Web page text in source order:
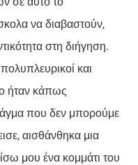
να διαβαστούν,
στη διήγηση.
και
ήταν κάπως
που δεν μπορούμε
αισθάνθηκα μια
μου ένα κομμάτι του